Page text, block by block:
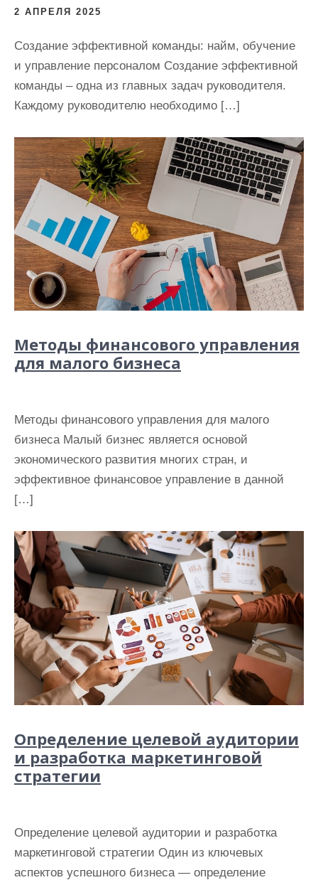
2 АПРЕЛЯ 2025
Создание эффективной команды: найм, обучение
и управление персоналом Создание эффективной
команды – одна из главных задач руководителя.
Каждому руководителю необходимо […]
Методы финансового управления
для малого бизнеса
Методы финансового управления для малого
бизнеса Малый бизнес является основой
экономического развития многих стран, и
эффективное финансовое управление в данной
[…]
Определение целевой аудитории
и разработка маркетинговой
стратегии
Определение целевой аудитории и разработка
маркетинговой стратегии Один из ключевых
аспектов успешного бизнеса — определение